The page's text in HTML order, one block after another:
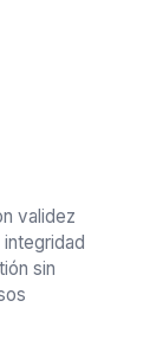
validez
sin